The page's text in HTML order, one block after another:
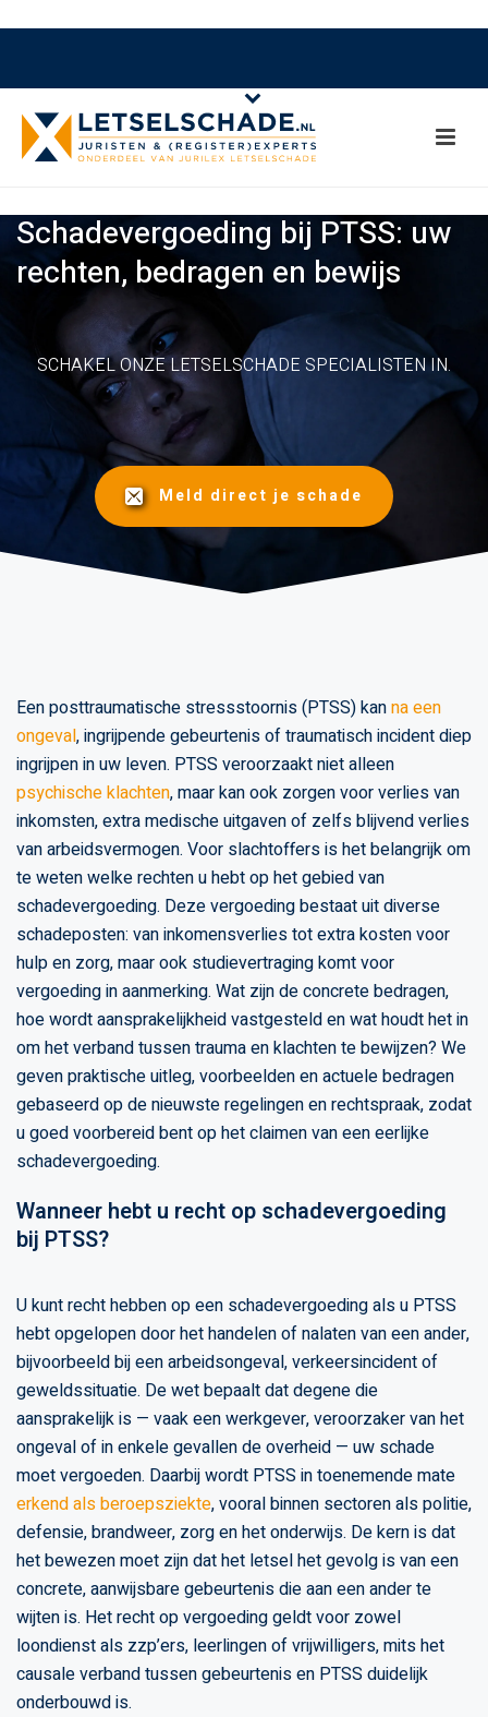
Schadevergoeding bij PTSS: uw
rechten, bedragen en bewijs
SCHAKEL ONZE LETSELSCHADE SPECIALISTEN IN.
Meld direct je schade
Een posttraumatische stressstoornis (PTSS) kanna een
ongeval, ingrijpende gebeurtenis of traumatisch incident diep
ingrijpen in uw leven. PTSS veroorzaakt niet alleen
psychische klachten, maar kan ook zorgen voor verlies van
inkomsten, extra medische uitgaven of zelfs blijvend verlies
van arbeidsvermogen. Voor slachtoffers is het belangrijk om
te weten welke rechten u hebt op het gebied van
schadevergoeding. Deze vergoeding bestaat uit diverse
schadeposten: van inkomensverlies tot extra kosten voor
hulp en zorg, maar ook studievertraging komt voor
vergoeding in aanmerking. Wat zijn de concrete bedragen,
hoe wordt aansprakelijkheid vastgesteld en wat houdt het in
om het verband tussen trauma en klachten te bewijzen? We
geven praktische uitleg, voorbeelden en actuele bedragen
gebaseerd op de nieuwste regelingen en rechtspraak, zodat
u goed voorbereid bent op het claimen van een eerlijke
schadevergoeding.
Wanneer hebt u recht op schadevergoeding
bij PTSS?
U kunt recht hebben op een schadevergoeding als u PTSS
hebt opgelopen door het handelen of nalaten van een ander,
bijvoorbeeld bij een arbeidsongeval, verkeersincident of
geweldssituatie. De wet bepaalt dat degene die
aansprakelijk is — vaak een werkgever, veroorzaker van het
ongeval of in enkele gevallen de overheid — uw schade
moet vergoeden. Daarbij wordt PTSS in toenemende mate
erkend als beroepsziekte, vooral binnen sectoren als politie,
defensie, brandweer, zorg en het onderwijs. De kern is dat
het bewezen moet zijn dat het letsel het gevolg is van een
concrete, aanwijsbare gebeurtenis die aan een ander te
wijten is. Het recht op vergoeding geldt voor zowel
loondienst als zzp’ers, leerlingen of vrijwilligers, mits het
causale verband tussen gebeurtenis en PTSS duidelijk
onderbouwd is.